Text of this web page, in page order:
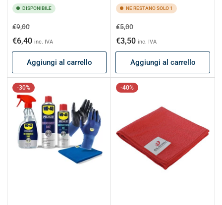
DISPONIBILE
Prezzo
di
listino
€9,00Prezzo
scontato
€6,40 inc. IVA
Aggiungi al carrello
NE RESTANO SOLO 1
Prezzo
di
listino
€5,00Prezzo
scontato
€3,50 inc. IVA
Aggiungi al carrello
-30% -40%